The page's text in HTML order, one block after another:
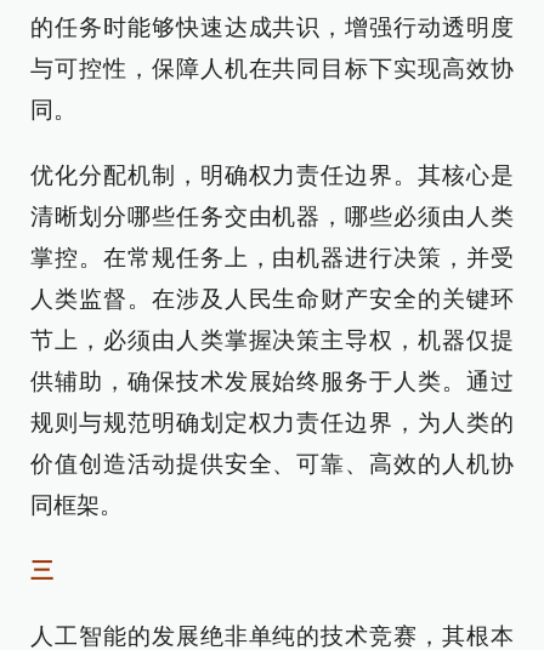
的任务时能够快速达成共识，增强行动透明度
与可控性，保障人机在共同目标下实现高效协
同。
优化分配机制，明确权力责任边界。其核心是
清晰划分哪些任务交由机器，哪些必须由人类
掌控。在常规任务上，由机器进行决策，并受
人类监督。在涉及人民生命财产安全的关键环
节上，必须由人类掌握决策主导权，机器仅提
供辅助，确保技术发展始终服务于人类。通过
规则与规范明确划定权力责任边界，为人类的
价值创造活动提供安全、可靠、高效的人机协
同框架。
三
人工智能的发展绝非单纯的技术竞赛，其根本